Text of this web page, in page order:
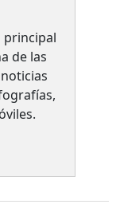
principal
de las